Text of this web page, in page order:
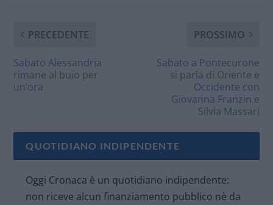
PRECEDENTE
Sabato Alessandria
rimane al buio per
un’ora
PROSSIMO
Sabato a Pontecurone
si parla di Oriente e
Occidente con
Giovanna Franzin e
Silvia Massari
QUOTIDIANO INDIPENDENTE
Oggi Cronaca è un quotidiano indipendente:
non riceve alcun finanziamento pubblico nè da